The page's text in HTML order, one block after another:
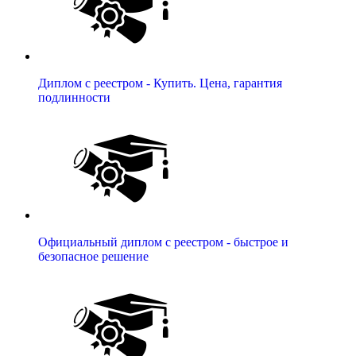
Диплом с реестром - Купить. Цена, гарантия
подлинности
Официальный диплом с реестром - быстрое и
безопасное решение